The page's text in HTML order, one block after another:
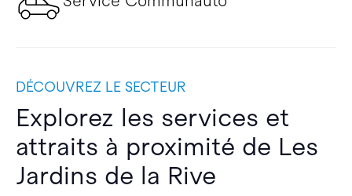
DÉCOUVREZ LE SECTEUR
Explorez les services et
attraits à proximité de Les
Jardins de la Rive